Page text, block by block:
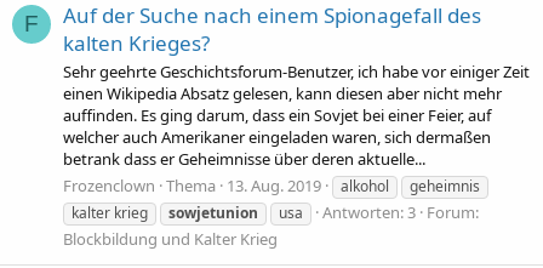
F
Auf der Suche nach einem Spionagefall des
kalten Krieges?
Sehr geehrte Geschichtsforum-Benutzer, ich habe vor einiger Zeit
einen Wikipedia Absatz gelesen, kann diesen aber nicht mehr
auffinden. Es ging darum, dass ein Sovjet bei einer Feier, auf
welcher auch Amerikaner eingeladen waren, sich dermaßen
betrank dass er Geheimnisse über deren aktuelle...
Frozenclown Thema 13. Aug. 2019 alkohol
geheimnis
kalter krieg
sowjetunion usa Antworten: 3 Forum:
Blockbildung und Kalter Krieg